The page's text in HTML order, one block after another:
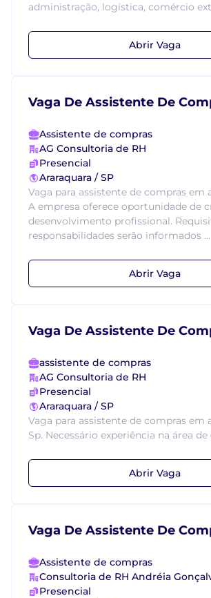
administração, logística, comércio
Abrir Vaga
Vaga De Assistente De
Assistente de compras
AG Consultoria de RH
Presencial
Araraquara / SP
Vaga para assistente de compras em
A empresa oferece oportunidade de
desenvolvimento profissional.
responsabilidades serão informados ...
Abrir Vaga
Vaga De Assistente De
assistente de compras
AG Consultoria de RH
Presencial
Araraquara / SP
Vaga para assistente de compras em
Sp. Necessário experiência na área de
Abrir Vaga
Vaga De Assistente De
Assistente de compras
Consultoria de RH Andréia
Presencial